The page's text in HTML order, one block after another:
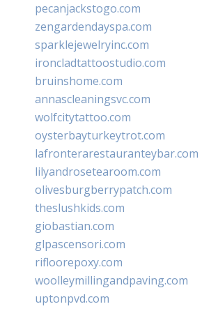
pecanjackstogo.com
zengardendayspa.com
sparklejewelryinc.com
ironcladtattoostudio.com
bruinshome.com
annascleaningsvc.com
wolfcitytattoo.com
oysterbayturkeytrot.com
lafronterarestauranteybar.com
lilyandrosetearoom.com
olivesburgberrypatch.com
theslushkids.com
giobastian.com
glpascensori.com
rifloorepoxy.com
woolleymillingandpaving.com
uptonpvd.com